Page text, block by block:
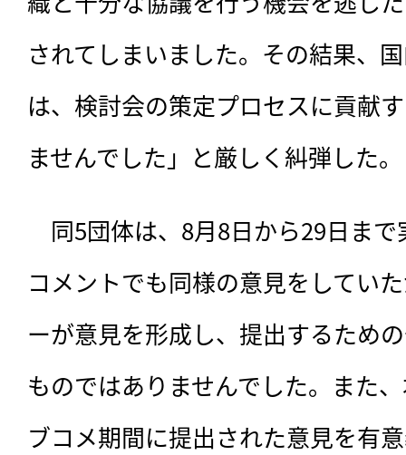
されてしまいました。その結果、
は、検討会の策定プロセスに貢献
ませんでした」と厳しく糾弾した。
同5団体は、8月8日から29日ま
コメントでも同様の意見をしてい
ーが意見を形成し、提出するため
ものではありませんでした。また
ブコメ期間に提出された意見を有